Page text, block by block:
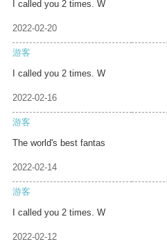
I called you 2 times. W
2022-02-20
游客
I called you 2 times. W
2022-02-16
游客
The world's best fantas
2022-02-14
游客
I called you 2 times. W
2022-02-12